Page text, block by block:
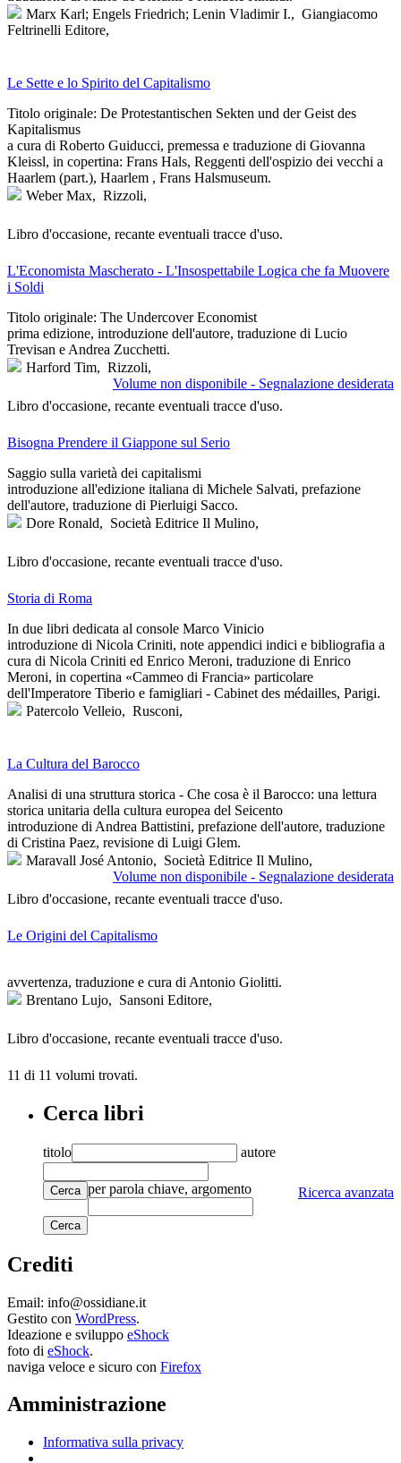
Marx Karl; Engels Friedrich; Lenin Vladimir I., Giangiacomo
Feltrinelli Editore,
Le Sette e lo Spirito del Capitalismo
Titolo originale: De Protestantischen Sekten und der Geist des
Kapitalismus
a cura di Roberto Guiducci, premessa e traduzione di Giovanna
Kleissl, in copertina: Frans Hals, Reggenti dell'ospizio dei vecchi a
Haarlem (part.), Haarlem , Frans Halsmuseum.
Weber Max, Rizzoli,
Libro d'occasione, recante eventuali tracce d'uso.
L'Economista Mascherato - L'Insospettabile Logica che fa Muovere
i Soldi
Titolo originale: The Undercover Economist
prima edizione, introduzione dell'autore, traduzione di Lucio
Trevisan e Andrea Zucchetti.
Harford Tim, Rizzoli,
Volume non disponibile - Segnalazione desiderata
Libro d'occasione, recante eventuali tracce d'uso.
Bisogna Prendere il Giappone sul Serio
Saggio sulla varietà dei capitalismi
introduzione all'edizione italiana di Michele Salvati, prefazione
dell'autore, traduzione di Pierluigi Sacco.
Dore Ronald, Società Editrice Il Mulino,
Libro d'occasione, recante eventuali tracce d'uso.
Storia di Roma
In due libri dedicata al console Marco Vinicio
introduzione di Nicola Criniti, note appendici indici e bibliografia a
cura di Nicola Criniti ed Enrico Meroni, traduzione di Enrico
Meroni, in copertina «Cammeo di Francia» particolare
dell'Imperatore Tiberio e famigliari - Cabinet des médailles, Parigi.
Patercolo Velleio, Rusconi,
La Cultura del Barocco
Analisi di una struttura storica - Che cosa è il Barocco: una lettura
storica unitaria della cultura europea del Seicento
introduzione di Andrea Battistini, prefazione dell'autore, traduzione
di Cristina Paez, revisione di Luigi Glem.
Maravall José Antonio, Società Editrice Il Mulino,
Volume non disponibile - Segnalazione desiderata
Libro d'occasione, recante eventuali tracce d'uso.
Le Origini del Capitalismo
avvertenza, traduzione e cura di Antonio Giolitti.
Brentano Lujo, Sansoni Editore,
Libro d'occasione, recante eventuali tracce d'uso.
11 di 11 volumi trovati.
Cerca libri
titolo autore
Cerca Ricerca avanzata
per parola chiave, argomento
Crediti
Email: info@ossidiane.it
Gestito con WordPress.
Ideazione e sviluppo eShock
foto di eShock.
naviga veloce e sicuro con Firefox
Amministrazione
Informativa sulla privacy